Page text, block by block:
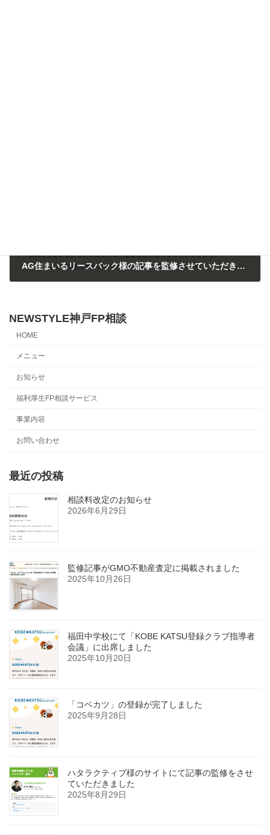
AG住まいるリースバック様の記事を監修させていただきました。
NEWSTYLE神戸FP相談
HOME
メニュー
お知らせ
福利厚生FP相談サービス
事業内容
お問い合わせ
最近の投稿
相談料改定のお知らせ
2026年6月29日
監修記事がGMO不動産査定に掲載されました
2025年10月26日
福田中学校にて「KOBE KATSU登録クラブ指導者
会議」に出席しました
2025年10月20日
「コベカツ」の登録が完了しました
2025年9月28日
ハタラクティブ様のサイトにて記事の監修をさせ
ていただきました
2025年8月29日